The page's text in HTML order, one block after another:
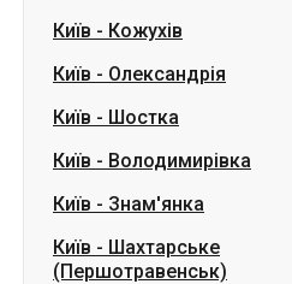
Київ - Кожухів
Київ - Олександрія
Київ - Шостка
Київ - Володимирівка
Київ - Знам'янка
Київ - Шахтарське
(Першотравенськ)